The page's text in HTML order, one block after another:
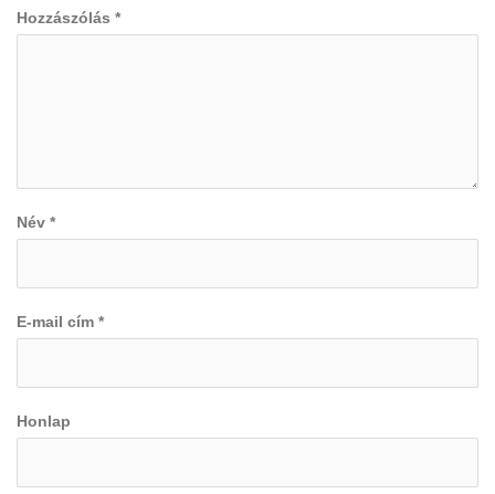
Hozzászólás *
Név *
E-mail cím *
Honlap